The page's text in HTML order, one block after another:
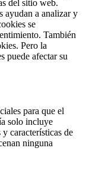
del sitio web.
ayudan a analizar y
se
También
Pero la
puede afectar su
para que el
solo incluye
características de
ninguna